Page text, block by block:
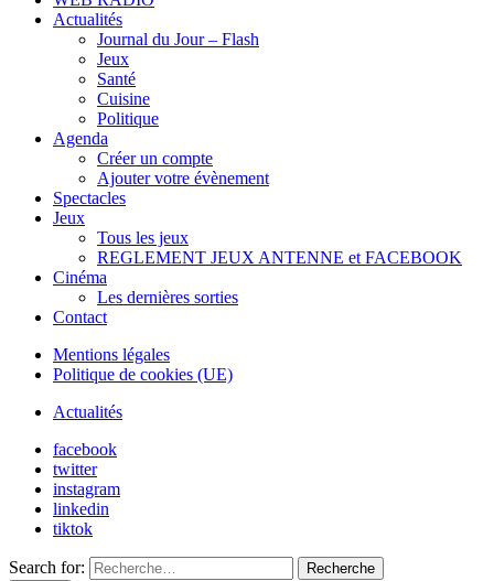
Actualités
Journal du Jour – Flash
Jeux
Santé
Cuisine
Politique
Agenda
Créer un compte
Ajouter votre évènement
Spectacles
Jeux
Tous les jeux
REGLEMENT JEUX ANTENNE et FACEBOOK
Cinéma
Les dernières sorties
Contact
Mentions légales
Politique de cookies (UE)
Actualités
facebook
twitter
instagram
linkedin
tiktok
Search for:
Recherche